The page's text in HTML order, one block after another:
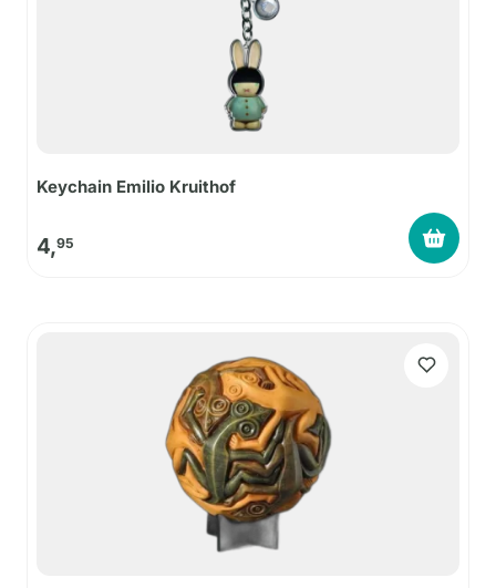
Keychain Emilio Kruithof
4,95